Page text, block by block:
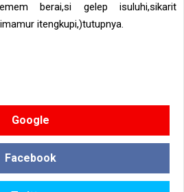
berai,si gelep isuluhi,sikarit
itengkupi,)tutupnya.
Google
Facebook